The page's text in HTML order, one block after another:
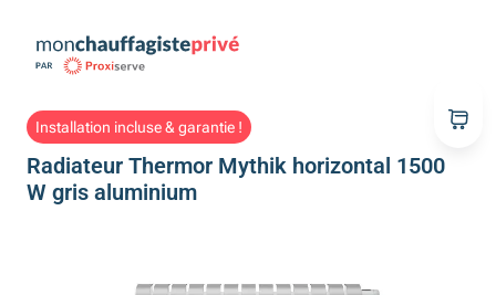
Installation incluse & garantie !
Radiateur Thermor Mythik horizontal 1500
W gris aluminium